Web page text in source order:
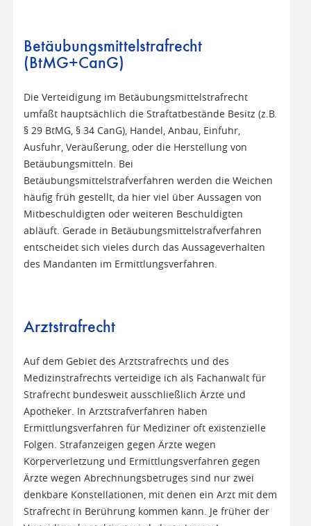
Betäubungsmittelstrafrecht
(BtMG+CanG)
Die Verteidigung im Betäubungsmittelstrafrecht
umfaßt hauptsächlich die Straftatbestände Besitz (z.B.
§ 29 BtMG, § 34 CanG), Handel, Anbau, Einfuhr,
Ausfuhr, Veräußerung, oder die Herstellung von
Betäubungsmitteln. Bei
Betäubungsmittelstrafverfahren werden die Weichen
häufig früh gestellt, da hier viel über Aussagen von
Mitbeschuldigten oder weiteren Beschuldigten
abläuft. Gerade in Betäubungsmittelstrafverfahren
entscheidet sich vieles durch das Aussageverhalten
des Mandanten im Ermittlungsverfahren.
Arztstrafrecht
Auf dem Gebiet des Arztstrafrechts und des
Medizinstrafrechts verteidige ich als Fachanwalt für
Strafrecht bundesweit ausschließlich Ärzte und
Apotheker. In Arztstrafverfahren haben
Ermittlungsverfahren für Mediziner oft existenzielle
Folgen. Strafanzeigen gegen Ärzte wegen
Körperverletzung und Ermittlungsverfahren gegen
Ärzte wegen Abrechnungsbetruges sind nur zwei
denkbare Konstellationen, mit denen ein Arzt mit dem
Strafrecht in Berührung kommen kann. Je früher der